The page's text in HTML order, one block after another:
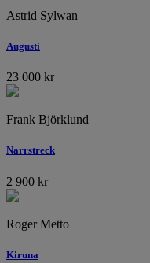
Astrid Sylwan
Augusti
23 000 kr
Frank Björklund
Narrstreck
2 900 kr
Roger Metto
Kiruna